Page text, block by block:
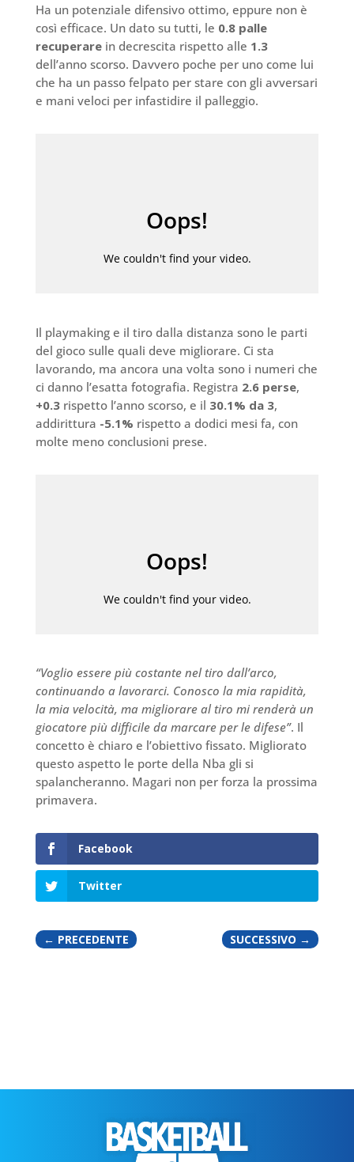
Ha un potenziale difensivo ottimo, eppure non è
così efficace. Un dato su tutti, le 0.8 palle
recuperarein decrescita rispetto alle 1.3
dell’anno scorso. Davvero poche per uno come lui
che ha un passo felpato per stare con gli avversari
e mani veloci per infastidire il palleggio.
Il playmaking e il tiro dalla distanza sono le parti
del gioco sulle quali deve migliorare. Ci sta
lavorando, ma ancora una volta sono i numeri che
ci danno l’esatta fotografia. Registra 2.6 perse,
+0.3rispetto l’anno scorso, e il 30.1% da 3,
addirittura -5.1% rispetto a dodici mesi fa, con
molte meno conclusioni prese.
“Voglio essere più costante nel tiro dall’arco,
continuando a lavorarci. Conosco la mia rapidità,
la mia velocità, ma migliorare al tiro mi renderà un
giocatore più difficile da marcare per le difese”. Il
concetto è chiaro e l’obiettivo fissato. Migliorato
questo aspetto le porte della Nba gli si
spalancheranno. Magari non per forza la prossima
primavera.
Facebook
Twitter
← PRECEDENTE SUCCESSIVO →